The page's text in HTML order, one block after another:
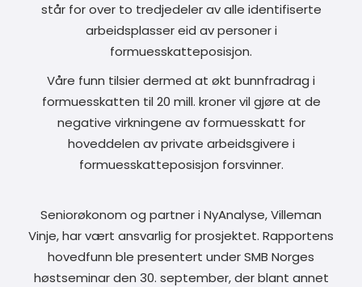
står for over to tredjedeler av alle identifiserte
arbeidsplasser eid av personer i
formuesskatteposisjon.
Våre funn tilsier dermed at økt bunnfradrag i
formuesskatten til 20 mill. kroner vil gjøre at de
negative virkningene av formuesskatt for
hoveddelen av private arbeidsgivere i
formuesskatteposisjon forsvinner.
Seniorøkonom og partner i NyAnalyse, Villeman
Vinje, har vært ansvarlig for prosjektet. Rapportens
hovedfunn ble presentert under SMB Norges
høstseminar den 30. september, der blant annet